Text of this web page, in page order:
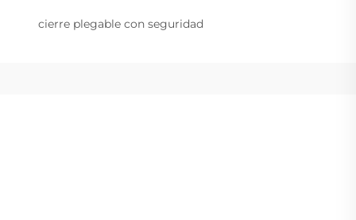
cierre plegable con seguridad